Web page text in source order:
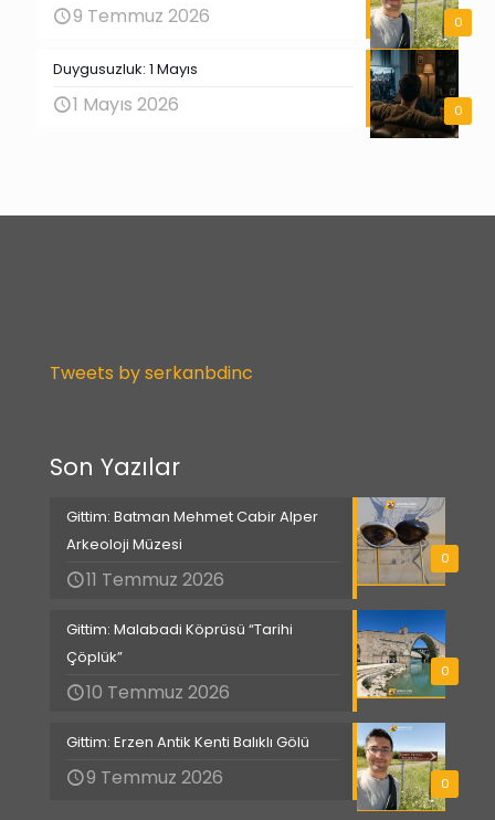
0
9 Temmuz 2026
0
Duygusuzluk: 1 Mayıs
1 Mayıs 2026
Tweets by serkanbdinc
Son Yazılar
0
Gittim: Batman Mehmet Cabir Alper
Arkeoloji Müzesi
11 Temmuz 2026
0
Gittim: Malabadi Köprüsü “Tarihi
Çöplük”
10 Temmuz 2026
0
Gittim: Erzen Antik Kenti Balıklı Gölü
9 Temmuz 2026